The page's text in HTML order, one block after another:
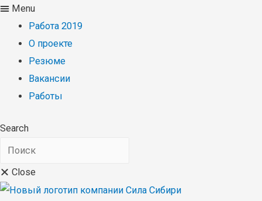
Menu
Работа 2019
О проекте
Резюме
Вакансии
Работы
Search
Close